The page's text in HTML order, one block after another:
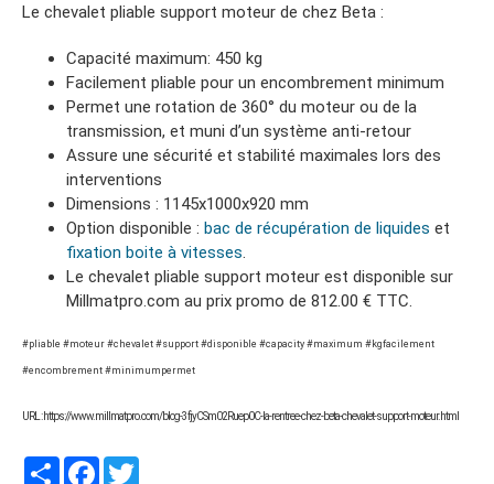
Le chevalet pliable support moteur de chez Beta :
Capacité maximum: 450 kg
Facilement pliable pour un encombrement minimum
Permet une rotation de 360° du moteur ou de la
transmission, et muni d’un système anti-retour
Assure une sécurité et stabilité maximales lors des
interventions
Dimensions : 1145x1000x920 mm
Option disponible : bac de récupération de liquides et
fixation boite à vitesses.
Le chevalet pliable support moteur est disponible sur
Millmatpro.com au prix promo de 812.00 € TTC.
#pliable #moteur #chevalet #support #disponible #capacity #maximum #kgfacilement
#encombrement #minimumpermet
URL : https://www.millmatpro.com/blog-3fjyCSm02Ruep0C-la-rentree-chez-beta-chevalet-support-moteur.html
PartagerFacebook